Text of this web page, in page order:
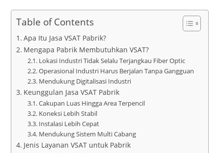
Table of Contents
Apa Itu Jasa VSAT Pabrik?
Mengapa Pabrik Membutuhkan VSAT?
Lokasi Industri Tidak Selalu Terjangkau Fiber Optic
Operasional Industri Harus Berjalan Tanpa Gangguan
Mendukung Digitalisasi Industri
Keunggulan Jasa VSAT Pabrik
Cakupan Luas Hingga Area Terpencil
Koneksi Lebih Stabil
Instalasi Lebih Cepat
Mendukung Sistem Multi Cabang
Jenis Layanan VSAT untuk Pabrik